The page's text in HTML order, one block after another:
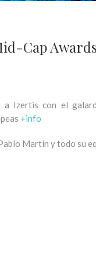
Cap
a Izertis con el
+info
Martín y todo su